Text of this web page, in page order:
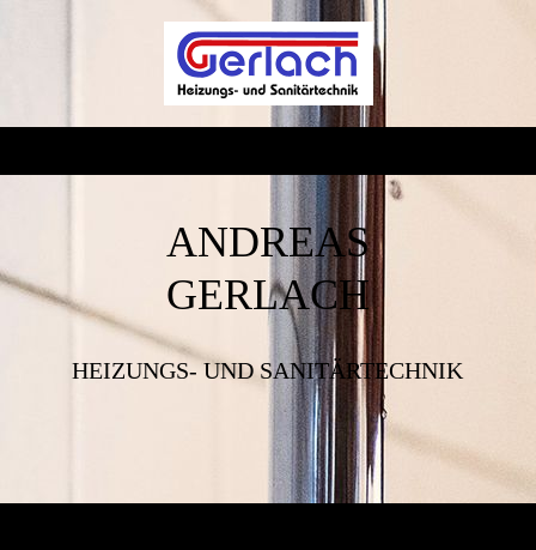
ANDREAS
GERLACH
HEIZUNGS- UND SANITÄRTECHNIK